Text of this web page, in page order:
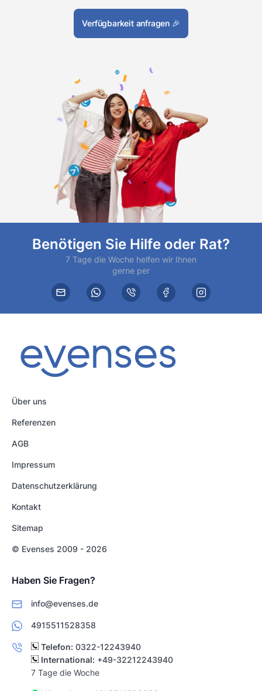
Verfügbarkeit anfragen 🎉
Benötigen Sie Hilfe oder Rat?
7 Tage die Woche helfen wir Ihnen
gerne per
Über uns
Referenzen
AGB
Impressum
Datenschutzerklärung
Kontakt
Sitemap
© Evenses 2009 - 2026
Haben Sie Fragen?
info@evenses.de
4915511528358
Telefon: 0322-12243940
International: +49-32212243940
7 Tage die Woche